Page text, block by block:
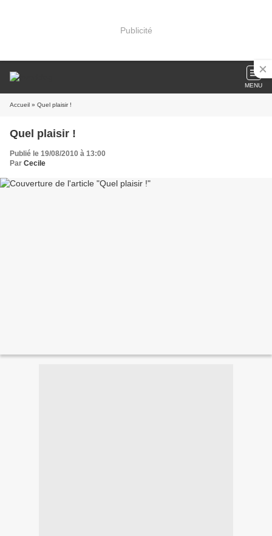
Publicité
MENU
Accueil » Quel plaisir !
Quel plaisir !
Publié le 19/08/2010 à 13:00
Par Cecile